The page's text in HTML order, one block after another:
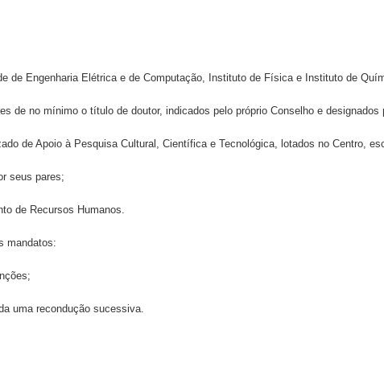
de Engenharia Elétrica e de Computação, Instituto de Física e Instituto de
de no mínimo o título de doutor, indicados pelo próprio Conselho e designados
de Apoio à Pesquisa Cultural, Científica e Tecnológica, lotados no Centro,
seus pares;
de Recursos Humanos.
mandatos:
uma recondução sucessiva.